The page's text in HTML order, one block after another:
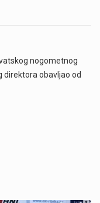
nogometnog
direktora obavljao od